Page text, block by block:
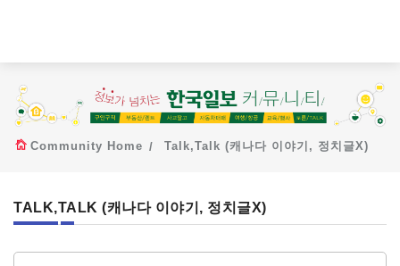
Community Home Talk,Talk (캐나다 이야기, 정치글X)
TALK,TALK (캐나다 이야기, 정치글X)